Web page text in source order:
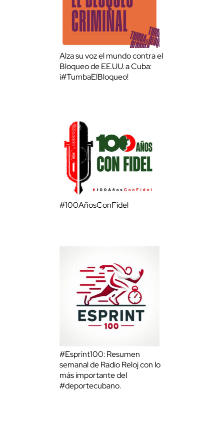
Alza su voz el mundo contra el
Bloqueo de EE.UU. a Cuba:
¡#TumbaElBloqueo!
#100AñosConFidel
#Esprint100: Resumen
semanal de Radio Reloj con lo
más importante del
#deportecubano.